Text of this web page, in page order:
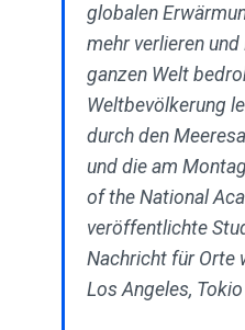
globalen
mehr verlieren
ganzen Welt
Weltbevölkerung
durch den
und die am
of the National
veröffentlichte
Nachricht für Orte
Los Angeles,